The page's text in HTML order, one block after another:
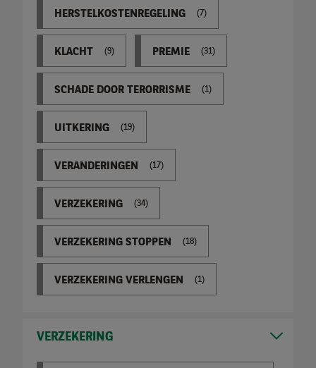
HERSTELKOSTENREGELING (7)
KLACHT (9) PREMIE (31)
SCHADE DOOR TERORRISME (1)
UITKERING (19)
VERANDERINGEN (17)
VERZEKERING (34)
VERZEKERING STOPPEN (18)
VERZEKERING VERLENGEN (1)
VERZEKERING